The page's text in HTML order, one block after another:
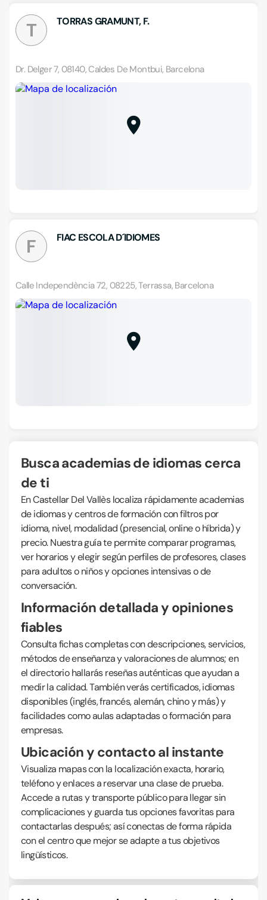
T TORRAS GRAMUNT, F.
Dr. Delger 7, 08140, Caldes De Montbui, Barcelona
F FIAC ESCOLA D´IDIOMES
Calle Independència 72, 08225, Terrassa, Barcelona
Busca academias de idiomas cerca
de ti
En Castellar Del Vallès localiza rápidamente academias
de idiomas y centros de formación con filtros por
idioma, nivel, modalidad (presencial, online o híbrida) y
precio. Nuestra guía te permite comparar programas,
ver horarios y elegir según perfiles de profesores, clases
para adultos o niños y opciones intensivas o de
conversación.
Información detallada y opiniones
fiables
Consulta fichas completas con descripciones, servicios,
métodos de enseñanza y valoraciones de alumnos; en
el directorio hallarás reseñas auténticas que ayudan a
medir la calidad. También verás certificados, idiomas
disponibles (inglés, francés, alemán, chino y más) y
facilidades como aulas adaptadas o formación para
empresas.
Ubicación y contacto al instante
Visualiza mapas con la localización exacta, horario,
teléfono y enlaces a reservar una clase de prueba.
Accede a rutas y transporte público para llegar sin
complicaciones y guarda tus opciones favoritas para
contactarlas después; así conectas de forma rápida
con el centro que mejor se adapte a tus objetivos
lingüísticos.